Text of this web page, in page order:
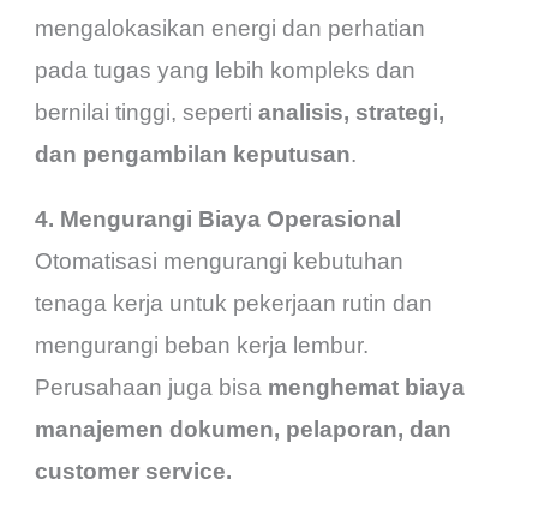
mengalokasikan energi dan perhatian
pada tugas yang lebih kompleks dan
bernilai tinggi, sepertianalisis, strategi,
dan pengambilan keputusan.
4. Mengurangi Biaya Operasional
Otomatisasi mengurangi kebutuhan
tenaga kerja untuk pekerjaan rutin dan
mengurangi beban kerja lembur.
Perusahaan juga bisa menghemat biaya
manajemen dokumen, pelaporan, dan
customer service.